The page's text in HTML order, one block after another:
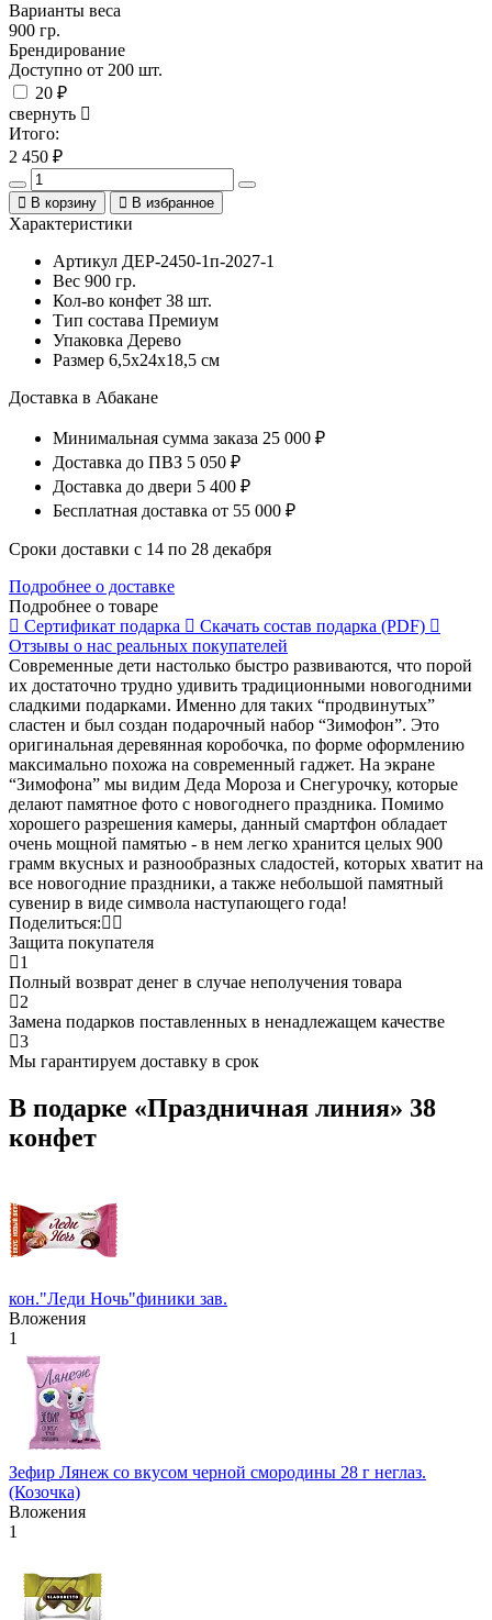
Варианты веса
900 гр.
Брендирование
Доступно от 200 шт.
20 ₽
свернуть
Итого:
2 450 ₽
В корзину В избранное
Характеристики
Артикул ДЕР-2450-1п-2027-1
Вес 900 гр.
Кол-во конфет 38 шт.
Тип состава Премиум
Упаковка Дерево
Размер 6,5х24х18,5 см
Доставка в Абакане
Минимальная сумма заказа 25 000 ₽
Доставка до ПВЗ 5 050 ₽
Доставка до двери 5 400 ₽
Бесплатная доставка от 55 000 ₽
Сроки доставки с 14 по 28 декабря
Подробнее о доставке
Подробнее о товаре
Сертификат подарка Скачать состав подарка (PDF)
Отзывы о нас реальных покупателей
Современные дети настолько быстро развиваются, что порой
их достаточно трудно удивить традиционными новогодними
сладкими подарками. Именно для таких “продвинутых”
сластен и был создан подарочный набор “Зимофон”. Это
оригинальная деревянная коробочка, по форме оформлению
максимально похожа на современный гаджет. На экране
“Зимофона” мы видим Деда Мороза и Снегурочку, которые
делают памятное фото с новогоднего праздника. Помимо
хорошего разрешения камеры, данный смартфон обладает
очень мощной памятью - в нем легко хранится целых 900
грамм вкусных и разнообразных сладостей, которых хватит на
все новогодние праздники, а также небольшой памятный
сувенир в виде символа наступающего года!
Поделиться:
Защита покупателя
1
Полный возврат денег в случае неполучения товара
2
Замена подарков поставленных в ненадлежащем качестве
3
Мы гарантируем доставку в срок
В подарке «Праздничная линия» 38
конфет
кон."Леди Ночь"финики зав.
Вложения
1
Зефир Лянеж со вкусом черной смородины 28 г неглаз.
(Козочка)
Вложения
1